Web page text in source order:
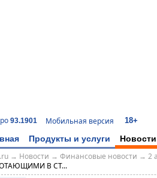
93.1901 Мобильная версия 18+
Продукты и услуги Новости
→ Новости → Финансовые новости → 2
В СТ...